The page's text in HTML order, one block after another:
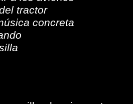
tractor
concreta